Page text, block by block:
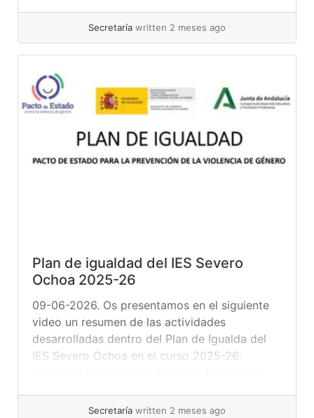
complementarias. Gracias a la implicación de
toda la comunidad educativa, la Biblioteca es
un... »read more
Secretaría written 2 meses ago
Plan de igualdad del IES Severo
Ochoa 2025-26
09-06-2026. Os presentamos en el siguiente
video un resumen de las actividades
desarrolladas dentro del Plan de Igualda del
IES Severo Ochoa en el curso 2025-26:
Secretaría written 2 meses ago